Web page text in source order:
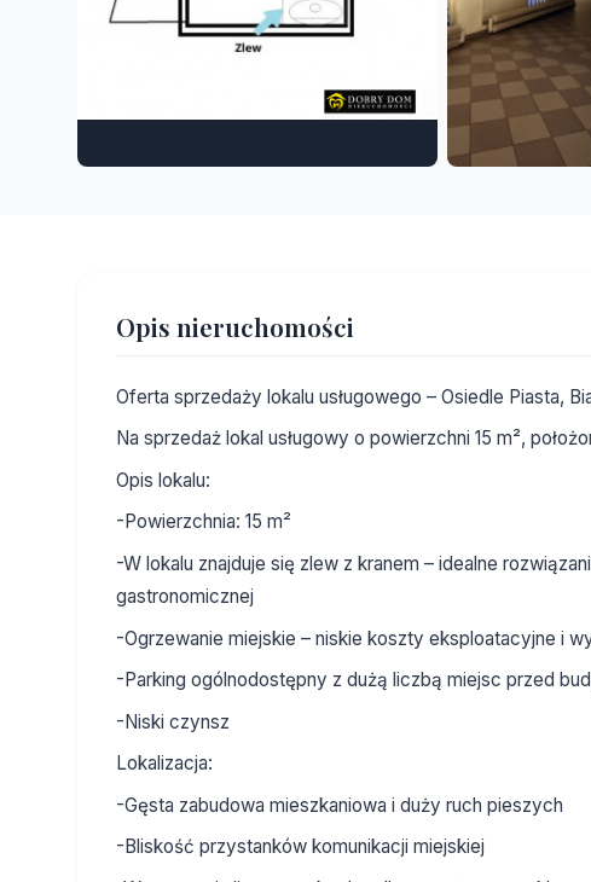
Opis nieruchomości
Oferta sprzedaży lokalu usługowego – Osiedle Piasta,
Na sprzedaż lokal usługowy o powierzchni 15 m²,
Opis lokalu:
-Powierzchnia: 15 m²
-W lokalu znajduje się zlew z kranem – idealne
gastronomicznej
-Ogrzewanie miejskie – niskie koszty eksploatacyjne i
-Parking ogólnodostępny z dużą liczbą miejsc przed
-Niski czynsz
Lokalizacja:
-Gęsta zabudowa mieszkaniowa i duży ruch pieszych
-Bliskość przystanków komunikacji miejskiej